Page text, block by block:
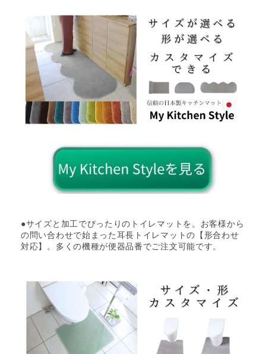
●サイズと加工でぴったりのトイレマットを。お客様から
の問い合わせで始まった耳長トイレマットの【形合わせ
対応】。多くの機種が便器品番でご注文可能です。